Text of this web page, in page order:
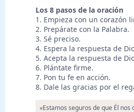
Los 8 pasos de la oración
1. Empieza con un corazón
2. Prepárate con la Palabra.
3. Sé preciso.
4. Espera la respuesta de
5. Acepta la respuesta de
6. Plántate firme.
7. Pon tu fe en acción.
8. Dale las gracias por el
«Estamos seguros de que Él nos